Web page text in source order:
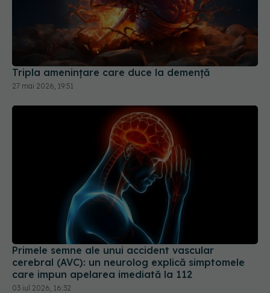
Tripla amenințare care duce la demență
27 mai 2026, 19:51
Primele semne ale unui accident vascular
cerebral (AVC): un neurolog explică simptomele
care impun apelarea imediată la 112
03 iul 2026, 16:32